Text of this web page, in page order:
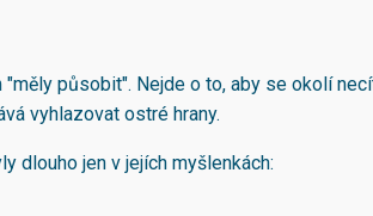
"měly působit". Nejde o to, aby se okolí
vyhlazovat ostré hrany.
dlouho jen v jejích myšlenkách: